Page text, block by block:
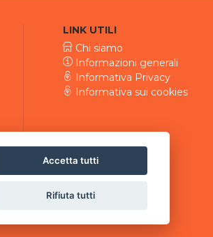
LINK UTILI
Chi siamo
Informazioni generali
Informativa Privacy
Informativa sui cookies
Accetta tutti
Rifiuta tutti